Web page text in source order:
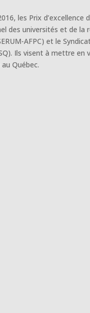
les Prix
des universités et de la
AFPC) et le
Ils visent à mettre
Québec.